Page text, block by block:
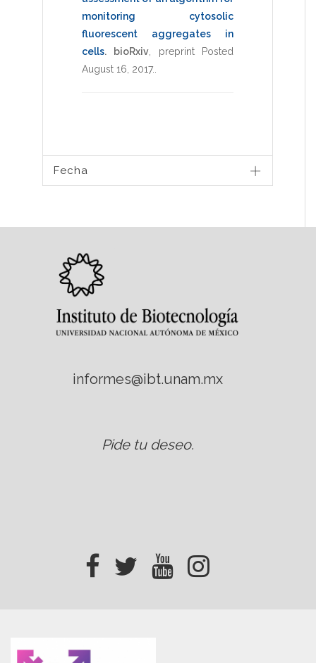
monitoring cytosolic
fluorescent aggregates in
cells. bioRxiv
preprint Posted
August 16, 2017.
Fecha
informes@ibt.unam.mx
Pide tu deseo.